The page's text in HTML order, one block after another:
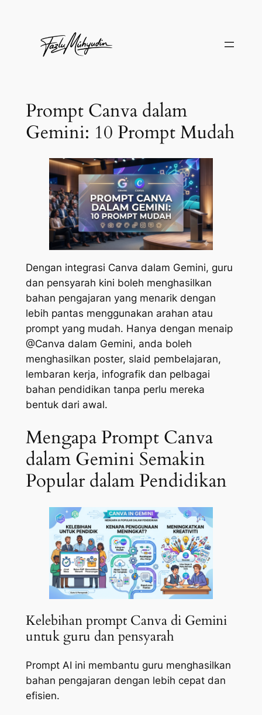
Prompt Canva dalam
Gemini: 10 Prompt Mudah
Dengan integrasi Canva dalam Gemini, guru
dan pensyarah kini boleh menghasilkan
bahan pengajaran yang menarik dengan
lebih pantas menggunakan arahan atau
prompt yang mudah. Hanya dengan menaip
@Canva dalam Gemini, anda boleh
menghasilkan poster, slaid pembelajaran,
lembaran kerja, infografik dan pelbagai
bahan pendidikan tanpa perlu mereka
bentuk dari awal.
Mengapa Prompt Canva
dalam Gemini Semakin
Popular dalam Pendidikan
Kelebihan prompt Canva di Gemini
untuk guru dan pensyarah
Prompt AI ini membantu guru menghasilkan
bahan pengajaran dengan lebih cepat dan
efisien.